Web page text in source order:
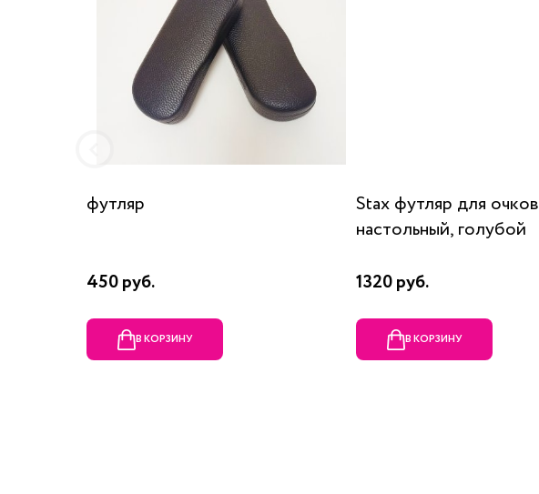
футляр
450 руб.
В КОРЗИНУ
Stax футляр для очков
настольный, голубой
1320 руб.
В КОРЗИНУ